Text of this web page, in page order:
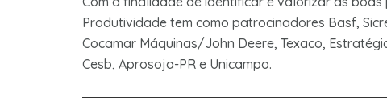
Produtividade tem como patrocinadores Basf,
Cocamar Máquinas/John Deere, Texaco,
Cesb, Aprosoja-PR e Unicampo.